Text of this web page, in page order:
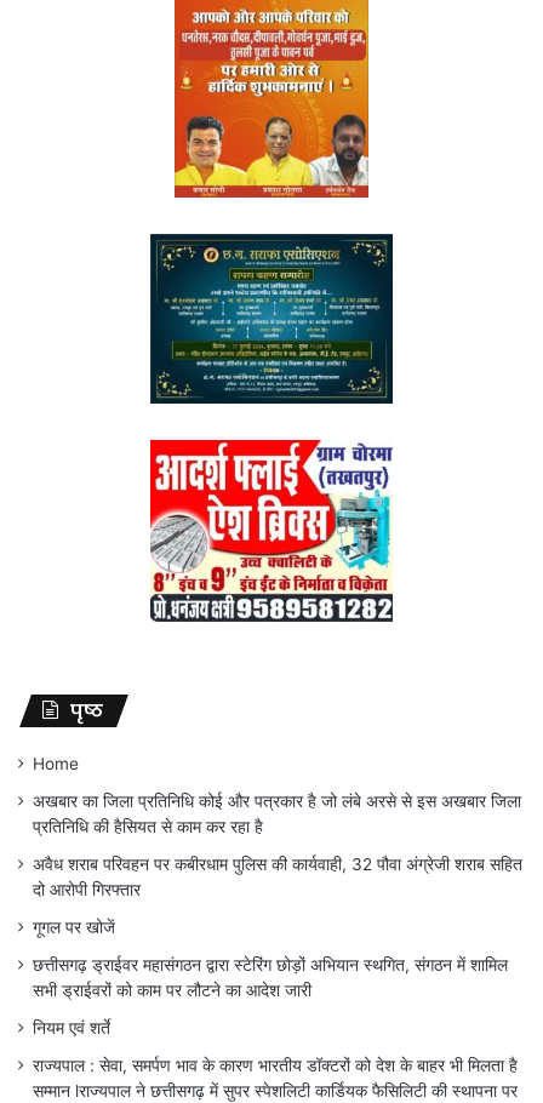
पृष्ठ
Home
अखबार का जिला प्रतिनिधि कोई और पत्रकार है जो लंबे अरसे से इस अखबार जिला
प्रतिनिधि की हैसियत से काम कर रहा है
अवैध शराब परिवहन पर कबीरधाम पुलिस की कार्यवाही, 32 पौवा अंग्रेजी शराब सहित
दो आरोपी गिरफ्तार
गूगल पर खोजें
छत्तीसगढ़ ड्राईवर महासंगठन द्वारा स्टेरिंग छोड़ों अभियान स्थगित, संगठन में शामिल
सभी ड्राईवरों को काम पर लौटने का आदेश जारी
नियम एवं शर्ते
राज्यपाल : सेवा, समर्पण भाव के कारण भारतीय डॉक्टरों को देश के बाहर भी मिलता है
सम्मान lराज्यपाल ने छत्तीसगढ़ में सुपर स्पेशलिटी कार्डियक फैसिलिटी की स्थापना पर